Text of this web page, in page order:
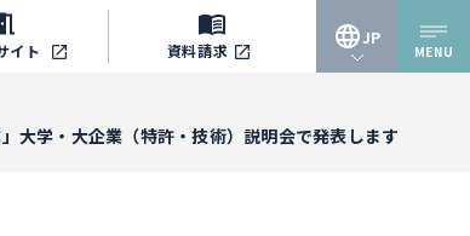
イト 資料請求
JP
EN
MENU
大学・大企業（特許・技術）説明会で発表します